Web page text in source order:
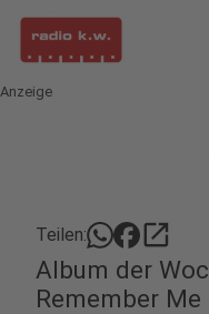
Anzeige
Teilen: open_in_new
Album der
Remember Me